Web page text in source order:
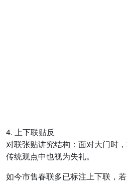
4. 上下联贴反
对联张贴讲究结构：面对大门时
传统观点中也视为失礼。
如今市售春联多已标注上下联，